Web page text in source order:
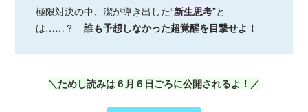
極限対決の中、潔が導き出した“新生思考”と
は……？誰も予想しなかった超覚醒を目撃せよ！
＼ためし読みは６月６日ごろに公開されるよ！／